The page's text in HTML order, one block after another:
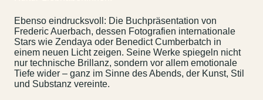
Ebenso eindrucksvoll: Die Buchpräsentation von
Frederic Auerbach, dessen Fotografien internationale
Stars wie Zendaya oder Benedict Cumberbatch in
einem neuen Licht zeigen. Seine Werke spiegeln nicht
nur technische Brillanz, sondern vor allem emotionale
Tiefe wider – ganz im Sinne des Abends, der Kunst, Stil
und Substanz vereinte.